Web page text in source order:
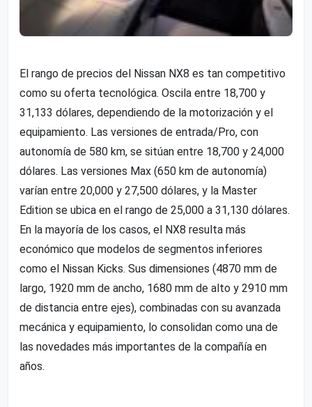
El rango de precios del Nissan NX8 es tan competitivo
como su oferta tecnológica. Oscila entre 18,700 y
31,133 dólares, dependiendo de la motorización y el
equipamiento. Las versiones de entrada/Pro, con
autonomía de 580 km, se sitúan entre 18,700 y 24,000
dólares. Las versiones Max (650 km de autonomía)
varían entre 20,000 y 27,500 dólares, y la Master
Edition se ubica en el rango de 25,000 a 31,130 dólares.
En la mayoría de los casos, el NX8 resulta más
económico que modelos de segmentos inferiores
como el Nissan Kicks. Sus dimensiones (4870 mm de
largo, 1920 mm de ancho, 1680 mm de alto y 2910 mm
de distancia entre ejes), combinadas con su avanzada
mecánica y equipamiento, lo consolidan como una de
las novedades más importantes de la compañía en
años.